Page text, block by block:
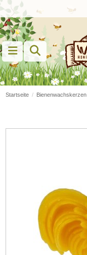
Startseite Bienenwachskerzen